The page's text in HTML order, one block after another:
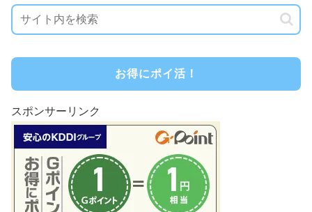
お得にポイ活！
スポンサーリンク